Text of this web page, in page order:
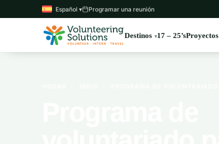
Español ▾ Programar una reunión
Destinos 17 – 25’sProyectos